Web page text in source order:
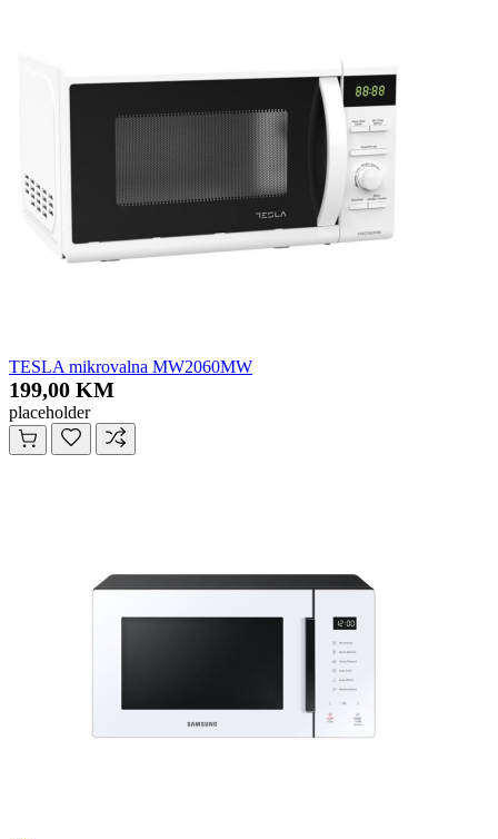
TESLA mikrovalna MW2060MW
199,00 KM
placeholder